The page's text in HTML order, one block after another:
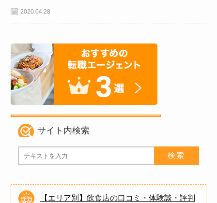
2020.04.28
サイト内検索
【エリア別】飲食店の口コミ・体験談・評判